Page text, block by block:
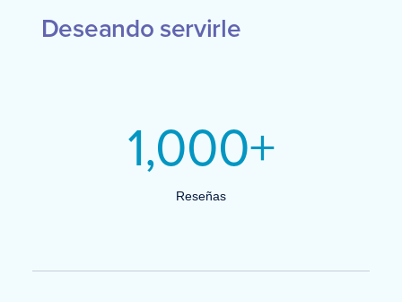
Deseando servirle
Reseñas
1,000+